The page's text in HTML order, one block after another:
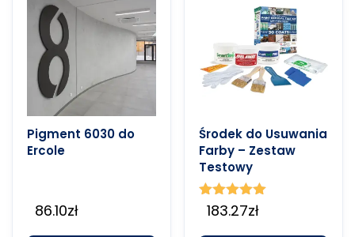
Pigment 6030 do
Ercole
86.10zł
Środek do Usuwania
Farby – Zestaw
Testowy
Oceniono
5.00
183.27zł